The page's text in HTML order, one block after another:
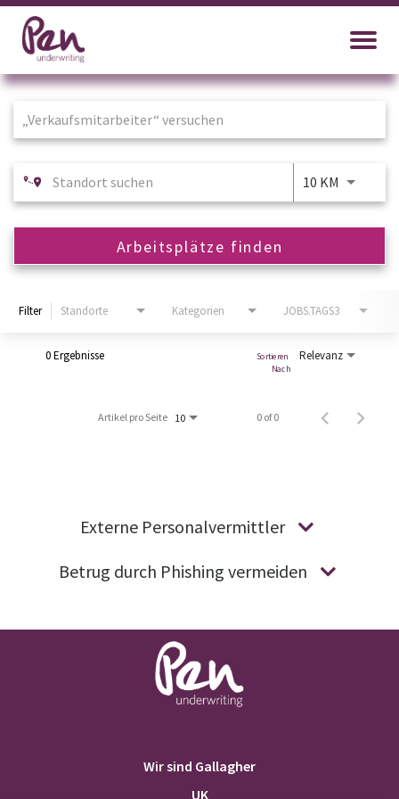
Job Search Page
10 KM
Arbeitsplätze finden
Filter Standorte Kategorien JOBS.TAGS3
0 Ergebnisse Relevanz
Sortieren
Nach
Artikel pro Seite 10 0 of 0
Externe Personalvermittler
Betrug durch Phishing vermeiden
Wir sind Gallagher
UK